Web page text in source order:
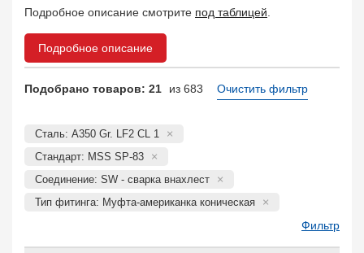
Днище 11832
Заказать в 1 клик
Подробное описание смотрите под таблицей
Подробное описание
Подобрано товаров: 21 из 683 Очистить фильтр
Сталь: A350 Gr. LF2 CL 1
Стандарт: MSS SP-83
Соединение: SW - сварка внахлест
Тип фитинга: Муфта-американка коническая
Фильтр